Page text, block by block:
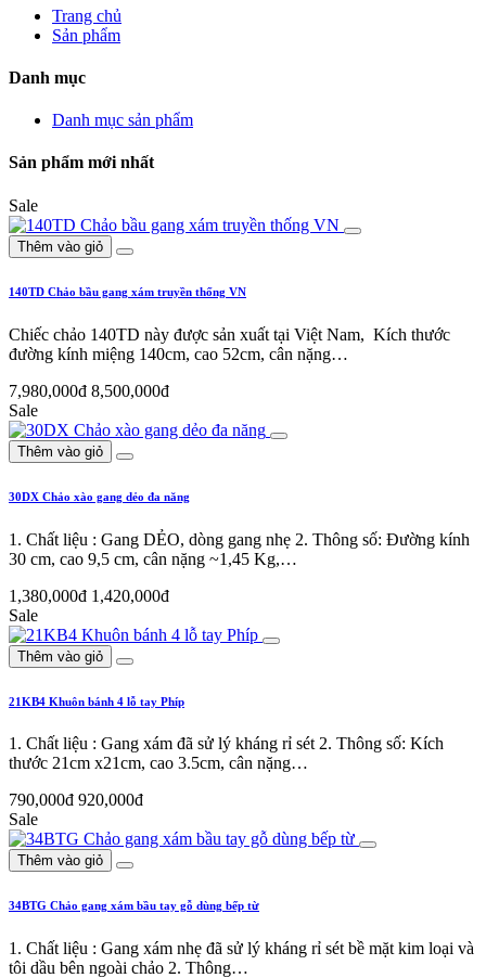
Trang chủ
Sản phẩm
Danh mục
Danh mục sản phẩm
Sản phẩm mới nhất
Sale
Thêm vào giỏ
140TD Chảo bầu gang xám truyền thống VN
Chiếc chảo 140TD này được sản xuất tại Việt Nam, Kích thước
đường kính miệng 140cm, cao 52cm, cân nặng…
7,980,000đ 8,500,000đ
Sale
Thêm vào giỏ
30DX Chảo xào gang dẻo đa năng
1. Chất liệu : Gang DẺO, dòng gang nhẹ 2. Thông số: Đường kính
30 cm, cao 9,5 cm, cân nặng ~1,45 Kg,…
1,380,000đ 1,420,000đ
Sale
Thêm vào giỏ
21KB4 Khuôn bánh 4 lỗ tay Phíp
1. Chất liệu : Gang xám đã sử lý kháng rỉ sét 2. Thông số: Kích
thước 21cm x21cm, cao 3.5cm, cân nặng…
790,000đ 920,000đ
Sale
Thêm vào giỏ
34BTG Chảo gang xám bầu tay gỗ dùng bếp từ
1. Chất liệu : Gang xám nhẹ đã sử lý kháng rỉ sét bề mặt kim loại và
tôi dầu bên ngoài chảo 2. Thông…